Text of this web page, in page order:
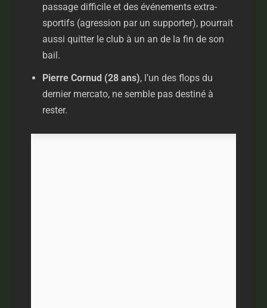
passage difficile et des événements extra-
sportifs (agression par un supporter), pourrait
aussi quitter le club à un an de la fin de son
bail.
Pierre Cornud (28 ans), l’un des flops du
dernier mercato, ne semble pas destiné à
rester.